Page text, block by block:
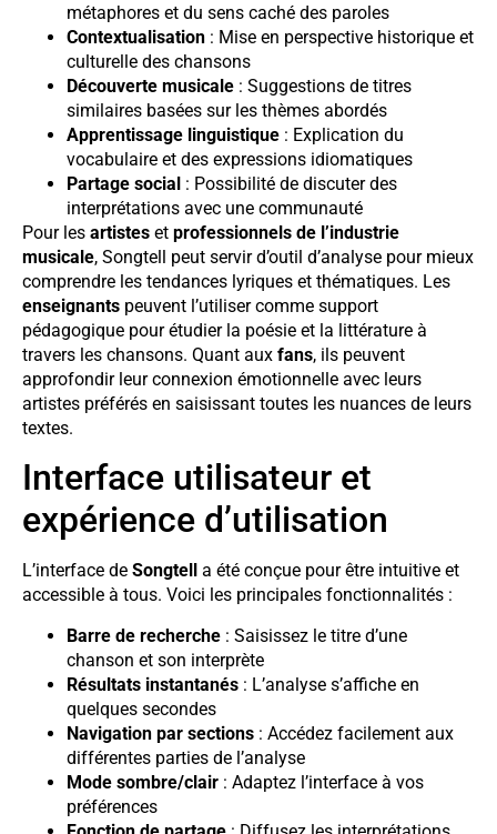
métaphores et du sens caché des paroles
Contextualisation : Mise en perspective historique et
culturelle des chansons
Découverte musicale : Suggestions de titres
similaires basées sur les thèmes abordés
Apprentissage linguistique : Explication du
vocabulaire et des expressions idiomatiques
Partage social : Possibilité de discuter des
interprétations avec une communauté
Pour les artistes et professionnels de l’industrie
musicale, Songtell peut servir d’outil d’analyse pour mieux
comprendre les tendances lyriques et thématiques. Les
enseignants peuvent l’utiliser comme support
pédagogique pour étudier la poésie et la littérature à
travers les chansons. Quant aux fans, ils peuvent
approfondir leur connexion émotionnelle avec leurs
artistes préférés en saisissant toutes les nuances de leurs
textes.
Interface utilisateur et
expérience d’utilisation
L’interface de Songtell
a été conçue pour être intuitive et
accessible à tous. Voici les principales fonctionnalités :
Barre de recherche : Saisissez le titre d’une
chanson et son interprète
Résultats instantanés : L’analyse s’affiche en
quelques secondes
Navigation par sections : Accédez facilement aux
différentes parties de l’analyse
Mode sombre/clair : Adaptez l’interface à vos
préférences